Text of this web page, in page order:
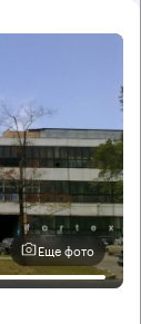
Еще фото